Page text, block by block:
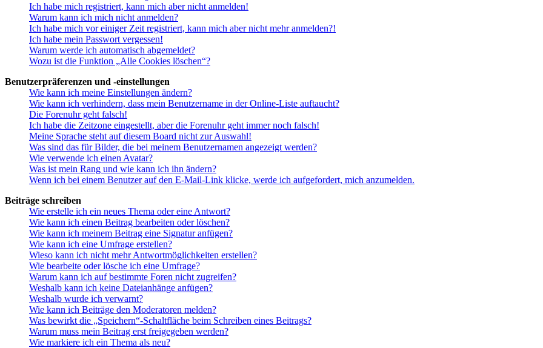
Ich habe mich registriert, kann mich aber nicht anmelden!
Warum kann ich mich nicht anmelden?
Ich habe mich vor einiger Zeit registriert, kann mich aber nicht mehr anmelden?!
Ich habe mein Passwort vergessen!
Warum werde ich automatisch abgemeldet?
Wozu ist die Funktion „Alle Cookies löschen“?
Benutzerpräferenzen und -einstellungen
Wie kann ich meine Einstellungen ändern?
Wie kann ich verhindern, dass mein Benutzername in der Online-Liste auftaucht?
Die Forenuhr geht falsch!
Ich habe die Zeitzone eingestellt, aber die Forenuhr geht immer noch falsch!
Meine Sprache steht auf diesem Board nicht zur Auswahl!
Was sind das für Bilder, die bei meinem Benutzernamen angezeigt werden?
Wie verwende ich einen Avatar?
Was ist mein Rang und wie kann ich ihn ändern?
Wenn ich bei einem Benutzer auf den E-Mail-Link klicke, werde ich aufgefordert, mich anzumelden.
Beiträge schreiben
Wie erstelle ich ein neues Thema oder eine Antwort?
Wie kann ich einen Beitrag bearbeiten oder löschen?
Wie kann ich meinem Beitrag eine Signatur anfügen?
Wie kann ich eine Umfrage erstellen?
Wieso kann ich nicht mehr Antwortmöglichkeiten erstellen?
Wie bearbeite oder lösche ich eine Umfrage?
Warum kann ich auf bestimmte Foren nicht zugreifen?
Weshalb kann ich keine Dateianhänge anfügen?
Weshalb wurde ich verwarnt?
Wie kann ich Beiträge den Moderatoren melden?
Was bewirkt die „Speichern“-Schaltfläche beim Schreiben eines Beitrags?
Warum muss mein Beitrag erst freigegeben werden?
Wie markiere ich ein Thema als neu?